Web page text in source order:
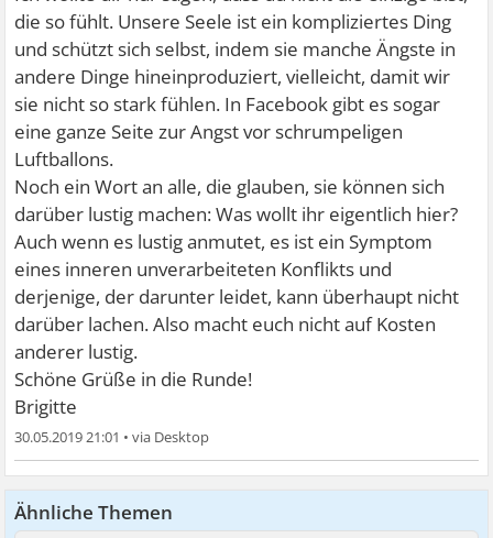
die so fühlt. Unsere Seele ist ein kompliziertes Ding
und schützt sich selbst, indem sie manche Ängste in
andere Dinge hineinproduziert, vielleicht, damit wir
sie nicht so stark fühlen. In Facebook gibt es sogar
eine ganze Seite zur Angst vor schrumpeligen
Luftballons.
Noch ein Wort an alle, die glauben, sie können sich
darüber lustig machen: Was wollt ihr eigentlich hier?
Auch wenn es lustig anmutet, es ist ein Symptom
eines inneren unverarbeiteten Konflikts und
derjenige, der darunter leidet, kann überhaupt nicht
darüber lachen. Also macht euch nicht auf Kosten
anderer lustig.
Schöne Grüße in die Runde!
Brigitte
30.05.2019 21:01 •
Ähnliche Themen